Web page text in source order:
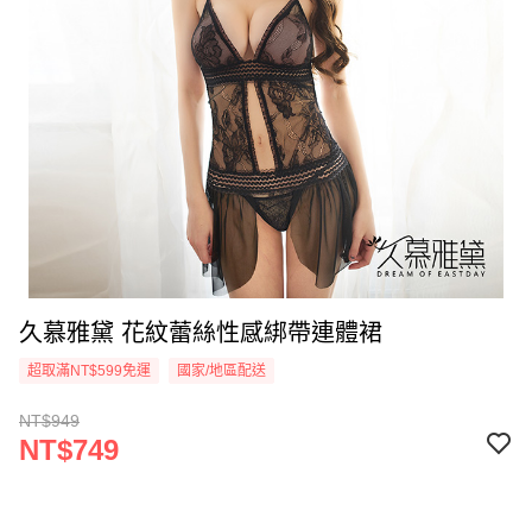
久慕雅黛 花紋蕾絲性感綁帶連體裙
超取滿NT$599免運 國家/地區配送
NT$949
NT$749